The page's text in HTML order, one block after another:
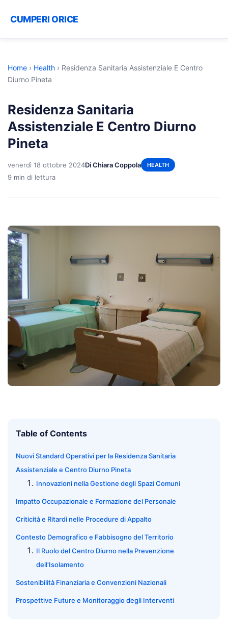
CUMPERI ORICE
Home › Health › Residenza Sanitaria Assistenziale E Centro
Diurno Pineta
Residenza Sanitaria
Assistenziale E Centro Diurno
Pineta
venerdì 18 ottobre 2024Di Chiara Coppola HEALTH
9 min di lettura
Table of Contents
Nuovi Standard Operativi per la Residenza Sanitaria
Assistenziale e Centro Diurno Pineta
Innovazioni nella Gestione degli Spazi Comuni
Impatto Occupazionale e Formazione del Personale
Criticità e Ritardi nelle Procedure di Appalto
Contesto Demografico e Fabbisogno del Territorio
Il Ruolo del Centro Diurno nella Prevenzione
dell'Isolamento
Sostenibilità Finanziaria e Convenzioni Nazionali
Prospettive Future e Monitoraggio degli Interventi